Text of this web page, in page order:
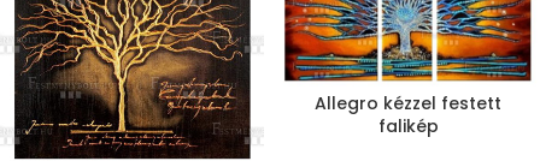
Allegro kézzel festett
falikép